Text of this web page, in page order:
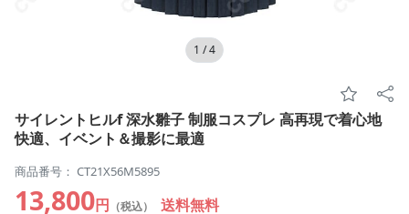
1 /4
サイレントヒルf 深水雛子 制服コスプレ 高再現で着心地
快適、イベント＆撮影に最適
商品番号： CT21X56M5895
13,800円 （税込） 送料無料